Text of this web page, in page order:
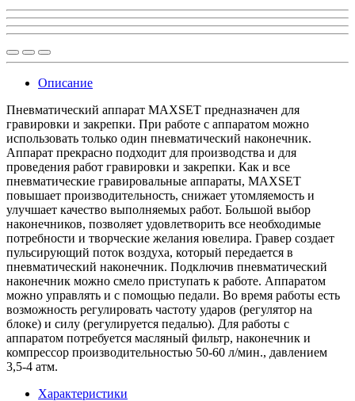
Описание
Пневматический аппарат MAXSET предназначен для
гравировки и закрепки. При работе с аппаратом можно
использовать только один пневматический наконечник.
Аппарат прекрасно подходит для производства и для
проведения работ гравировки и закрепки. Как и все
пневматические гравировальные аппараты, MAXSET
повышает производительность, снижает утомляемость и
улучшает качество выполняемых работ. Большой выбор
наконечников, позволяет удовлетворить все необходимые
потребности и творческие желания ювелира. Гравер создает
пульсирующий поток воздуха, который передается в
пневматический наконечник. Подключив пневматический
наконечник можно смело приступать к работе. Аппаратом
можно управлять и с помощью педали. Во время работы есть
возможность регулировать частоту ударов (регулятор на
блоке) и силу (регулируется педалью). Для работы с
аппаратом потребуется масляный фильтр, наконечник и
компрессор производительностью 50-60 л/мин., давлением
3,5-4 атм.
Характеристики